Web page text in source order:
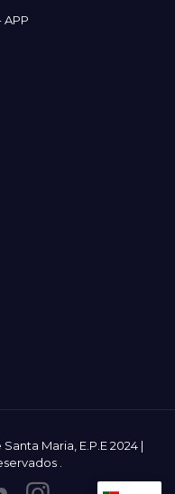
Maria, E.P.E 2024 |